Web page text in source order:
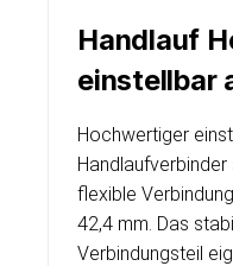
Handlauf
einstellbar
Hochwertiger
flexible
42,4 mm. Das
Verbindungsteil